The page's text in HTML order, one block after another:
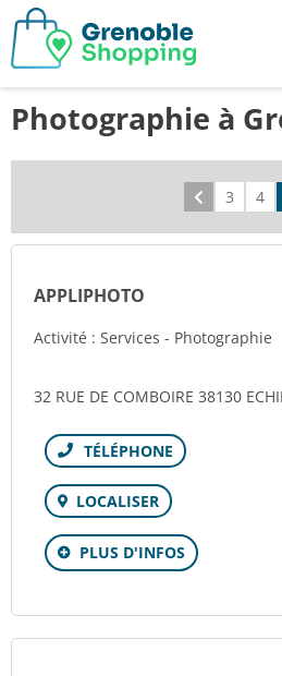
Photographie à
Précédent
3 4
APPLIPHOTO
Activité : Services - Photographie
32 RUE DE COMBOIRE 38130
Téléphone
LOCALISER
PLUS D'INFOS